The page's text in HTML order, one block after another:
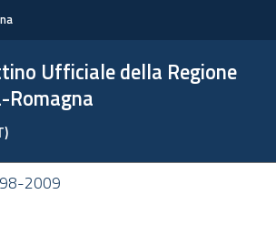
Ufficiale della Regione
Romagna
2009